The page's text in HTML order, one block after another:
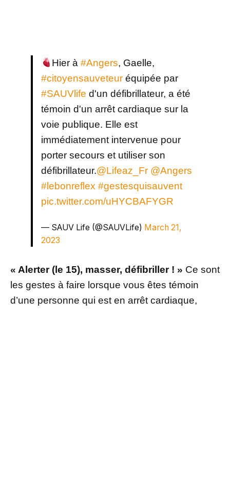
Hier à#Angers, Gaelle,
#citoyensauveteuréquipée par
#SAUVlife d'un défibrillateur, a été
témoin d'un arrêt cardiaque sur la
voie publique. Elle est
immédiatement intervenue pour
porter secours et utiliser son
défibrillateur.@Lifeaz_Fr @Angers
#lebonreflex #gestesquisauvent
pic.twitter.com/uHYCBAFYGR
— SAUV Life (@SAUVLife) March 21,
2023
« Alerter (le 15), masser, défibriller ! » Ce sont
les gestes à faire lorsque vous êtes témoin
d’une personne qui est en arrêt cardiaque,